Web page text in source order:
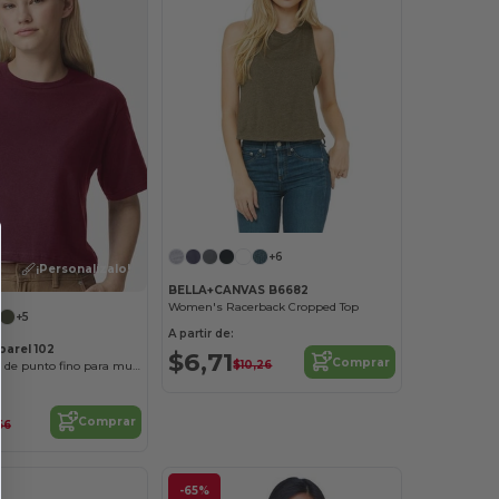
¡Personalízalo!
+5
102
Camiseta Boxy de punto fino para mujer
Comprar
+6
BELLA+CANVAS B6682
Women's Racerback Cropped Top
A partir de:
$6,71$10,26 Comprar
-65%